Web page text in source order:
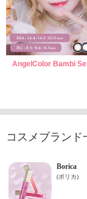
AngelColor Bambi
コスメブランド